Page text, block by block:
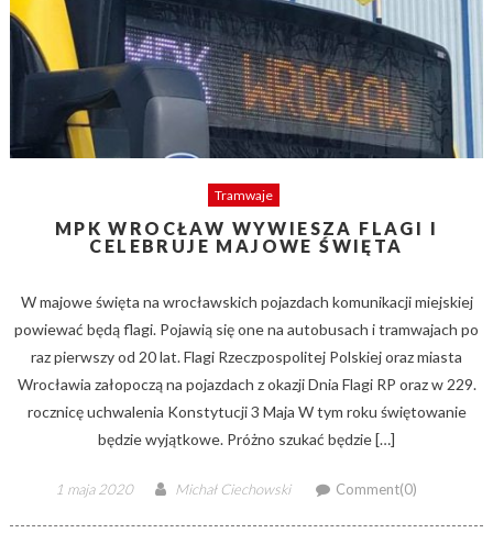
Tramwaje
MPK WROCŁAW WYWIESZA FLAGI I
CELEBRUJE MAJOWE ŚWIĘTA
W majowe święta na wrocławskich pojazdach komunikacji miejskiej
powiewać będą flagi. Pojawią się one na autobusach i tramwajach po
raz pierwszy od 20 lat. Flagi Rzeczpospolitej Polskiej oraz miasta
Wrocławia załopoczą na pojazdach z okazji Dnia Flagi RP oraz w 229.
rocznicę uchwalenia Konstytucji 3 Maja W tym roku świętowanie
będzie wyjątkowe. Próżno szukać będzie […]
Posted
1 maja 2020 Author
Michał Ciechowski Comment(0)